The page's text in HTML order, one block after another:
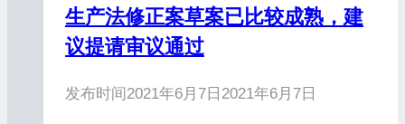
生产法修正案草案已比较成熟，建
议提请审议通过
发布时间2021年6月7日 2021年6月7日